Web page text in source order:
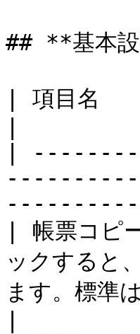
## **基本
| 項目
|
| 帳票コ
ックすると
ます。標準